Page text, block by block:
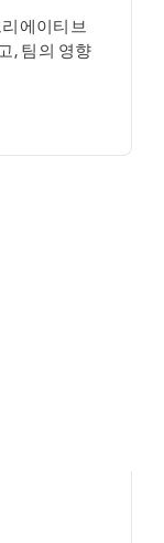
에이티브
, 팀의 영향